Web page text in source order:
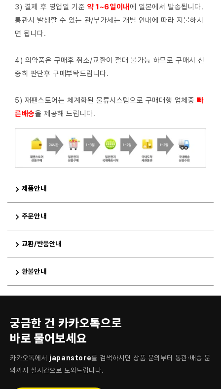
3) 결제 후 영업일 기준 약 1~6일이내 에 일본에서 발송됩니다.
통관시 발생할 수 있는 관/부가세는 개별 안내에 따라 지불하시
면 됩니다.
4) 의약품은 구매후 취소/교환이 절대 불가능 하므로 구매시 신
중히 판단후 구매부탁드립니다.
5) 재팬스토어는 체계화된 물류시스템으로 구매대행 업체중빠
른배송을 제공해 드립니다.
제품안내
주문안내
교환/반품안내
환불안내
궁금한 건 카카오톡으로
바로 물어보세요
카카오톡에서 japanstore를 검색하시면 상품 문의부터 통관·배송 문
의까지 실시간으로 도와드립니다.